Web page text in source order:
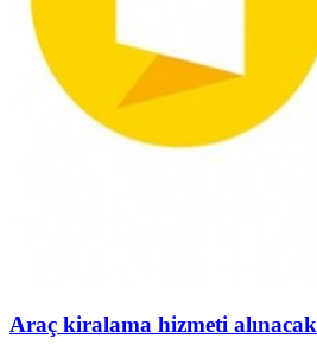
Araç kiralama hizmeti alınacak